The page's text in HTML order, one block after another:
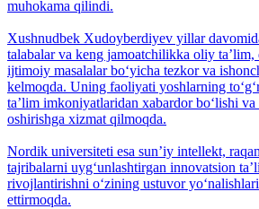
muhokama qilindi.
Xushnudbek Xudoyberdiyev yillar
talabalar va keng jamoatchilikka oliy
ijtimoiy masalalar bo‘yicha tezkor va
kelmoqda. Uning faoliyati yoshlarning
taʼlim imkoniyatlaridan xabardor bo‘lishi
oshirishga xizmat qilmoqda.
Nordik universiteti esa sunʼiy intellekt,
tajribalarni uyg‘unlashtirgan innovatsion
rivojlantirishni o‘zining ustuvor
ettirmoqda.